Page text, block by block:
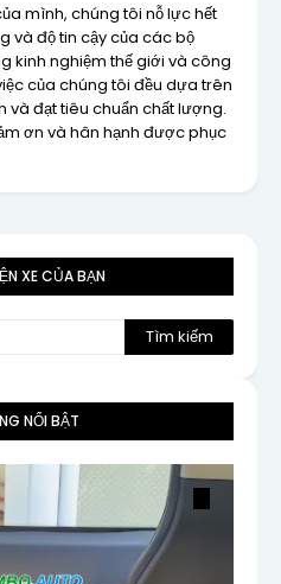
mình, chúng tôi nỗ lực hết
và độ tin cậy của các bộ
kinh nghiệm thế giới và công
của chúng tôi đều dựa trên
và đạt tiêu chuẩn chất lượng.
ơn và hân hạnh được phục
XE CỦA BẠN
NỔI BẬT